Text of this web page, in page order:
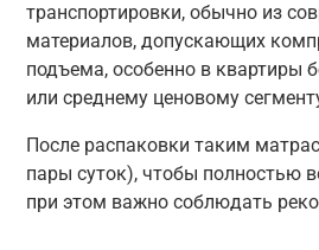
транспортировки, обычно из
материалов, допускающих
подъема, особенно в квартиры
или среднему ценовому
После распаковки таким
пары суток), чтобы полностью
при этом важно соблюдать